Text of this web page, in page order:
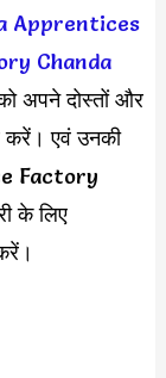
Apprentices
Chanda
अपने दोस्तों और
करें। एवं उनकी
Factory
के लिए